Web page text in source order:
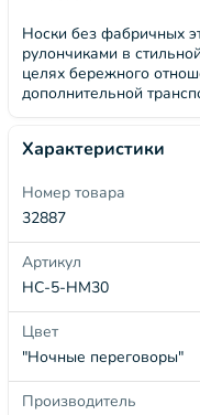
Носки без фабричных
рулончиками в
целях бережного
дополнительной
Характеристики
Номер товара
32887
Артикул
НС-5-НМ30
Цвет
"Ночные переговоры"
Производитель